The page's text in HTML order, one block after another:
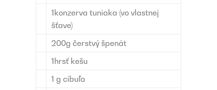
1 konzerva tuniaka (vo vlastnej
šťave)
200g čerstvý špenát
1 hrsť kešu
1 g cibuľa